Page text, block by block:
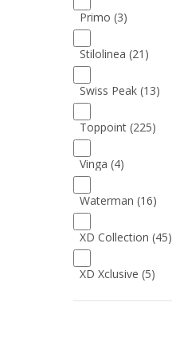
Primo (3)
Stilolinea (21)
Swiss Peak (13)
Toppoint (225)
Vinga (4)
Waterman (16)
XD Collection (45)
XD Xclusive (5)